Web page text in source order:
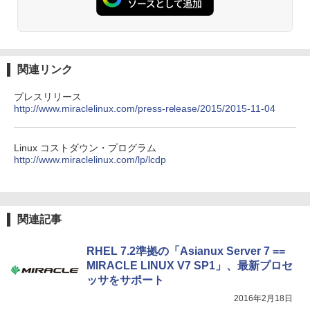
関連リンク
プレスリリース
http://www.miraclelinux.com/press-release/2015/2015-11-04
Linux コストダウン・プログラム
http://www.miraclelinux.com/lp/lcdp
関連記事
RHEL 7.2準拠の「Asianux Server 7 ==
MIRACLE LINUX V7 SP1」、最新プロセ
ッサをサポート
2016年2月18日